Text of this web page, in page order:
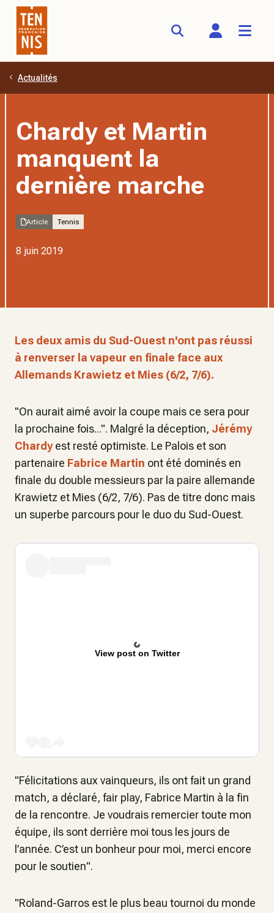
Aller au contenu principal
Actualités
Chardy et Martin
manquent la
dernière marche
Article Tennis
8 juin 2019
Les deux amis du Sud-Ouest n'ont pas réussi
à renverser la vapeur en finale face aux
Allemands Krawietz et Mies (6/2, 7/6).
"On aurait aimé avoir la coupe mais ce sera pour
la prochaine fois...". Malgré la déception, Jérémy
Chardyest resté optimiste. Le Palois et son
partenaire Fabrice Martin ont été dominés en
finale du double messieurs par la paire allemande
Krawietz et Mies (6/2, 7/6). Pas de titre donc mais
un superbe parcours pour le duo du Sud-Ouest.
View post on Twitter
"Félicitations aux vainqueurs, ils ont fait un grand
match, a déclaré, fair play, Fabrice Martin à la fin
de la rencontre. Je voudrais remercier toute mon
équipe, ils sont derrière moi tous les jours de
l’année. C’est un bonheur pour moi, merci encore
pour le soutien".
"Roland-Garros est le plus beau tournoi du monde